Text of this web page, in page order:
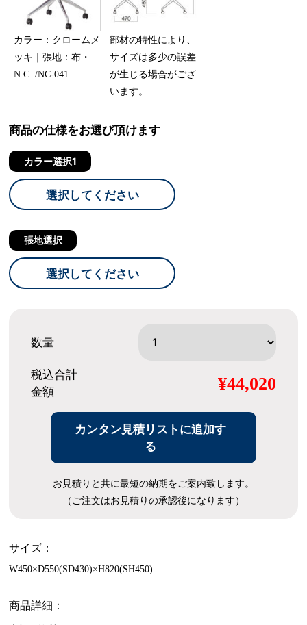
カラー：クロームメ
ッキ｜張地：布・
N.C. /NC-041
部材の特性により、
サイズは多少の誤差
が生じる場合がござ
います。
商品の仕様をお選び頂けます
カラー選択1
選択してください
張地選択
選択してください
数量
税込合計
金額
¥44,020
カンタン見積リストに追加す
る
お見積りと共に最短の納期をご案内致します。
（ご注文はお見積りの承認後になります）
サイズ：
W450×D550(SD430)×H820(SH450)
商品詳細：